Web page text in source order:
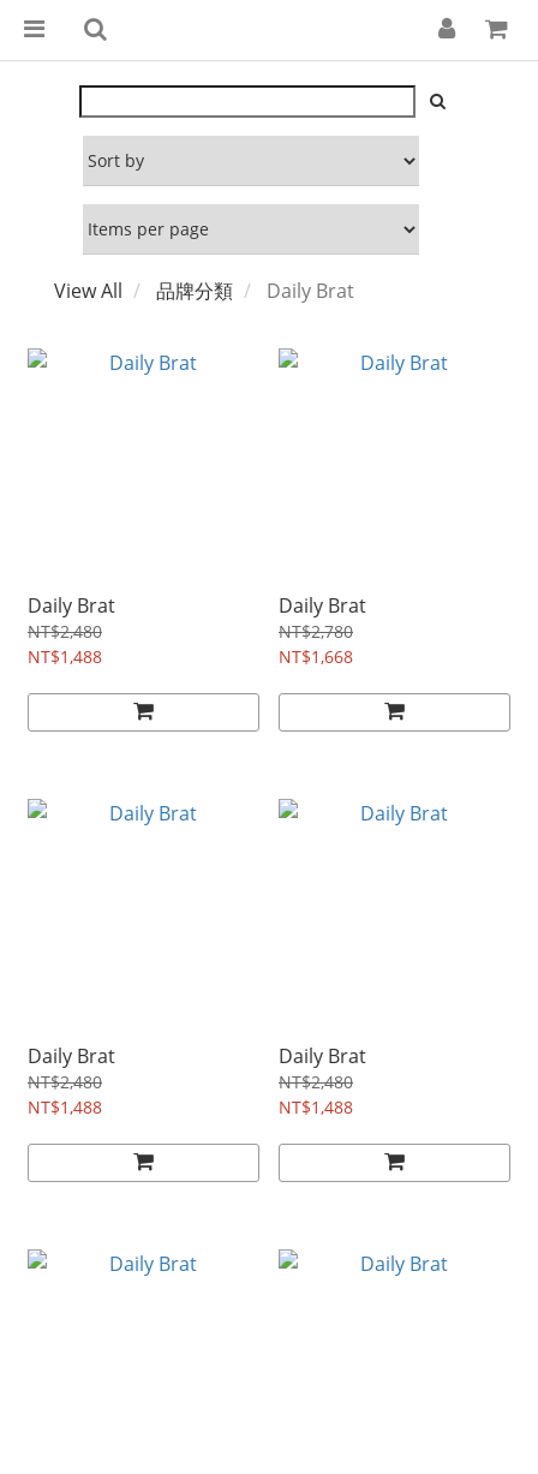
View All 品牌分類 Daily Brat
Daily Brat
NT$2,480
NT$1,488
Daily Brat
NT$2,780
NT$1,668
Daily Brat
NT$2,480
NT$1,488
Daily Brat
NT$2,480
NT$1,488